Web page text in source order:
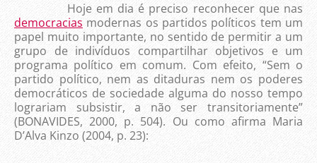
Hoje em dia é preciso reconhecer que nas
democracias modernas os partidos políticos tem um
papel muito importante, no sentido de permitir a um
grupo de indivíduos compartilhar objetivos e um
programa político em comum. Com efeito, “Sem o
partido político, nem as ditaduras nem os poderes
democráticos de sociedade alguma do nosso tempo
lograriam subsistir, a não ser transitoriamente”
(BONAVIDES, 2000, p. 504). Ou como afirma Maria
D’Alva Kinzo (2004, p. 23):